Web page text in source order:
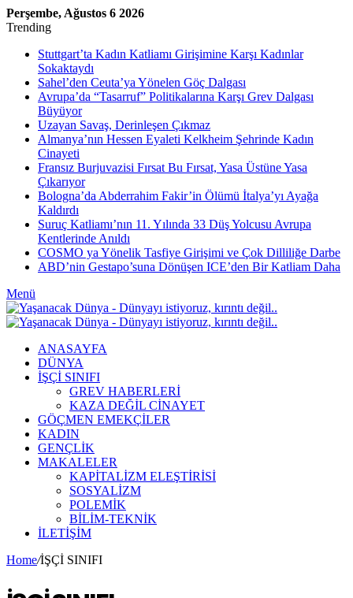
Perşembe, Ağustos 6 2026
Trending
Stuttgart’ta Kadın Katliamı Girişimine Karşı Kadınlar
Sokaktaydı
Sahel’den Ceuta’ya Yönelen Göç Dalgası
Avrupa’da “Tasarruf” Politikalarına Karşı Grev Dalgası
Büyüyor
Uzayan Savaş, Derinleşen Çıkmaz
Almanya’nın Hessen Eyaleti Kelkheim Şehrinde Kadın
Cinayeti
Fransız Burjuvazisi Fırsat Bu Fırsat, Yasa Üstüne Yasa
Çıkarıyor
Bologna’da Abderrahim Fakir’in Ölümü İtalya’yı Ayağa
Kaldırdı
Suruç Katliamı’nın 11. Yılında 33 Düş Yolcusu Avrupa
Kentlerinde Anıldı
COSMO ya Yönelik Tasfiye Girişimi ve Çok Dilliliğe Darbe
ABD’nin Gestapo’suna Dönüşen ICE’den Bir Katliam Daha
Menü
ANASAYFA
DÜNYA
İŞÇİ SINIFI
GREV HABERLERİ
KAZA DEĞİL CİNAYET
GÖÇMEN EMEKÇİLER
KADIN
GENÇLİK
MAKALELER
KAPİTALİZM ELEŞTİRİSİ
SOSYALİZM
POLEMİK
BİLİM-TEKNİK
ILETIŞIM
Home/İŞÇİ SINIFI